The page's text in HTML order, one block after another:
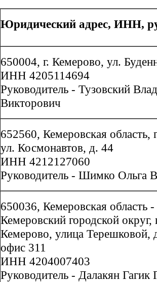
Юридический адрес, ИНН,
650004, г. Кемерово, ул.
ИНН 4205114694
Руководитель - Тузовский
Викторович
652560, Кемеровская область,
ул. Космонавтов, д. 44
ИНН 4212127060
Руководитель - Шимко Ольга
650036, Кемеровская область -
Кемеровский городской округ,
Кемерово, улица Терешковой,
офис 311
ИНН 4204007403
Руководитель - Далакян Гагик